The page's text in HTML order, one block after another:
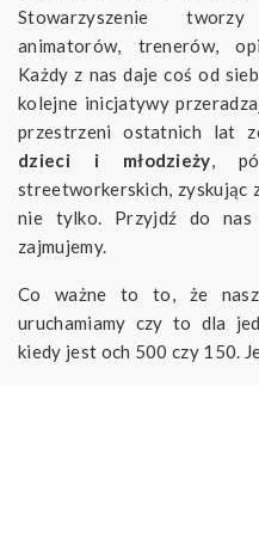
Stowarzyszenie
animatorów, trenerów,
Każdy z nas daje coś od
kolejne inicjatywy
przestrzeni ostatnich lat
dzieci i młodzieży,
streetworkerskich, zyskując
nie tylko. Przyjdź do nas
zajmujemy.
Co ważne to to, że
uruchamiamy czy to dla
kiedy jest och 500 czy 150.